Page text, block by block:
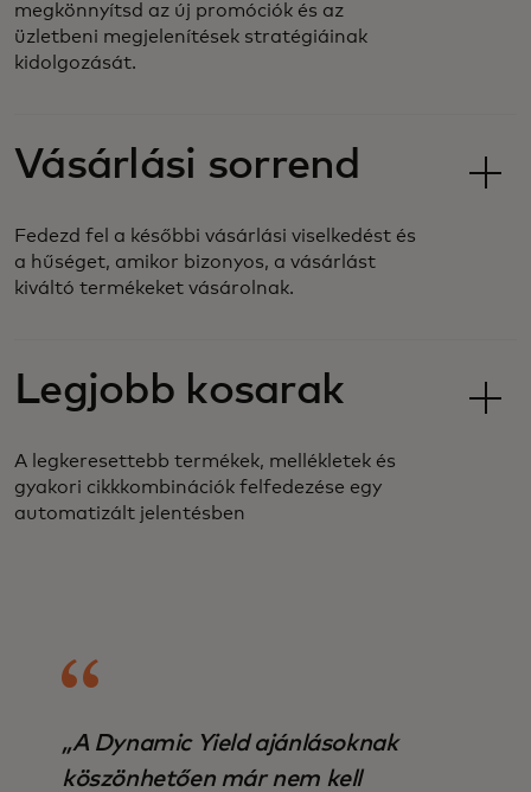
megkönnyítsd az új promóciók és az
üzletbeni megjelenítések stratégiáinak
kidolgozását.
Vásárlási sorrend
Fedezd fel a későbbi vásárlási viselkedést és
a hűséget, amikor bizonyos, a vásárlást
kiváltó termékeket vásárolnak.
Legjobb kosarak
A legkeresettebb termékek, mellékletek és
gyakori cikkkombinációk felfedezése egy
automatizált jelentésben
„A Dynamic Yield ajánlásoknak
köszönhetően már nem kell